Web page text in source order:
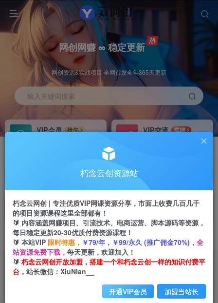
网创网赚 ∞ 稳定更新
网创资源&实战项目 全网首发全年365天更新
输入关键词搜索
VIP会员
抢先
VIP交流
群聊
研究探讨更多创业项目路子。
会员专属推广链接
四导航 导航
APP下载
GO
首页 创业课程 VIP免费 正文
Ai视频新思路，AI一键处理，操作简单，100%过
原创，单视频热度上百万，双向多平台变现
关注 私信
朽念云创资源站
朽念云网创 | 专注优质VIP网课资源分享，市面上收费几百几千
的项目资源课程这里全部都有！
🔰 内容涵盖网赚项目、引流技术、电商运营、脚本源码等资源，
每日稳定更新20-30优质付费资源课程！
🔰 本站VIP 限时特惠， ￥79/年，￥99/永久 (推广佣金70%)， 全
站资源免费下载， 每天更新，欢迎加入！
🔰 朽念云网创开放加盟，搭建一个和朽念云创一样的知识付费平
台， 站长微信：XiuNian__
开通VIP会员 加盟当站长